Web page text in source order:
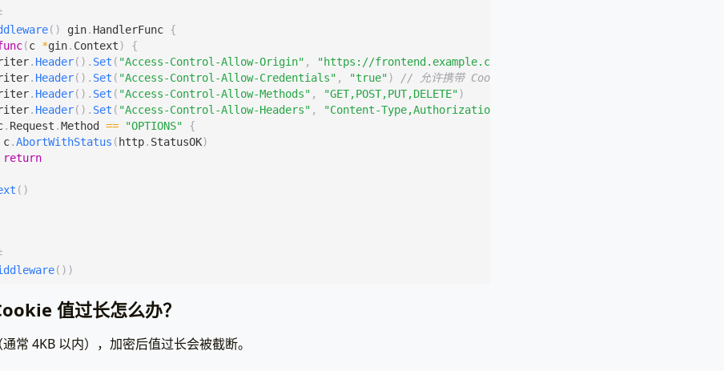
() gin. HandlerFunc {
(c *gin. Context)
{
. Header(). Set ( "Access-Control-Allow-Origin" , "https://frontend.example.com"
. Header(). Set ( "Access-Control-Allow-Credentials" , "true")
// 允许携带 Cookie
. Header(). Set ( "Access-Control-Allow-Methods" , "GET,POST,PUT,DELETE")
. Header(). Set ( "Access-Control-Allow-Headers" , "Content-Type,Authorization"
. Request .Method == "OPTIONS"
{
c.AbortWithStatus ( http. StatusOK)
return
()
())
值过长怎么办？
常 4KB 以内），加密后值过长会被截断。